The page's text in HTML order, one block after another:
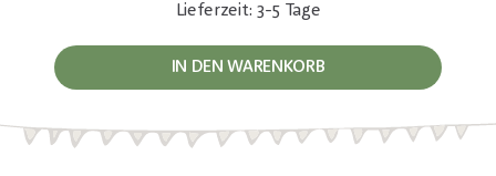
Lieferzeit: 3-5 Tage
IN DEN WARENKORB